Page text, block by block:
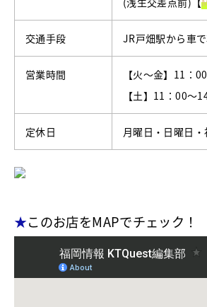
交通手段 JR戸畑駅から車
営業時間
【火～金】11：
【土】11：00～
定休日 月曜日・日曜日・
★このお店をMAPでチェック！